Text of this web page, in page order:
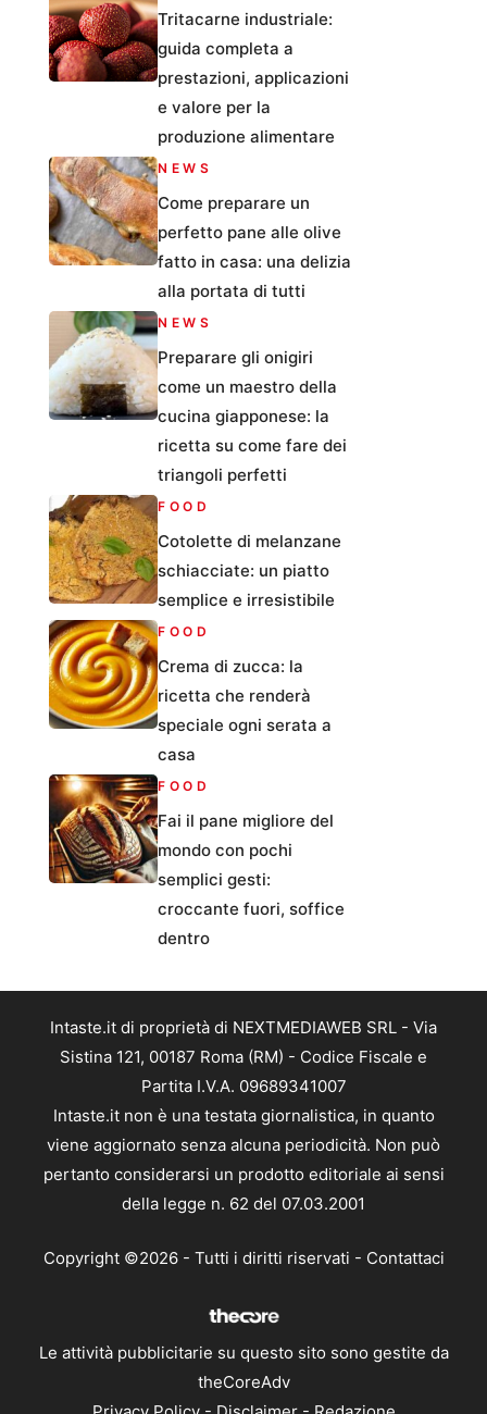
Tritacarne industriale:
guida completa a
prestazioni, applicazioni
e valore per la
produzione alimentare
NEWS
Come preparare un
perfetto pane alle olive
fatto in casa: una delizia
alla portata di tutti
NEWS
Preparare gli onigiri
come un maestro della
cucina giapponese: la
ricetta su come fare dei
triangoli perfetti
FOOD
Cotolette di melanzane
schiacciate: un piatto
semplice e irresistibile
FOOD
Crema di zucca: la
ricetta che renderà
speciale ogni serata a
casa
FOOD
Fai il pane migliore del
mondo con pochi
semplici gesti:
croccante fuori, soffice
dentro
Intaste.it di proprietà di NEXTMEDIAWEB SRL - Via
Sistina 121, 00187 Roma (RM) - Codice Fiscale e
Partita I.V.A. 09689341007
Intaste.it non è una testata giornalistica, in quanto
viene aggiornato senza alcuna periodicità. Non può
pertanto considerarsi un prodotto editoriale ai sensi
della legge n. 62 del 07.03.2001
Copyright ©2026 - Tutti i diritti riservati - Contattaci
Le attività pubblicitarie su questo sito sono gestite da
theCoreAdv